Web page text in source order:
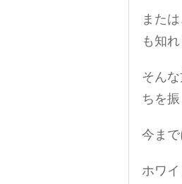
また
も知れ
そん
ちを振
今ま
ホワ